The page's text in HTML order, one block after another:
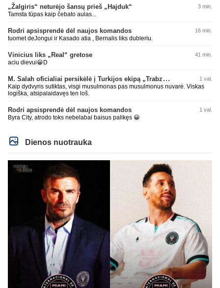
„Žalgiris“ neturėjo šansų prieš „Hajduk“ 3 min.
Tamsta tūpas kaip čebato aulas...
Rodri apsisprendė dėl naujos komandos 16 min.
tuomet deJongui ir Kasado atia , Bernalis liks dubleriu.
Vinicius liks „Real“ gretose 41 min.
aciu dievui😀D
M. Salah oficialiai persikėlė į Turkijos ekipą „Trabzonspor“ 1 val.
Kaip dydvyris sutiktas, visgi musulmonas pas musulmonus nuvarė. Viskas
logiška, atsipalaidavęs ten loš.
Rodri apsisprendė dėl naujos komandos 1 val.
Byra City, atrodo toks nebelabai baisus palikęs 😀
Dienos nuotrauka